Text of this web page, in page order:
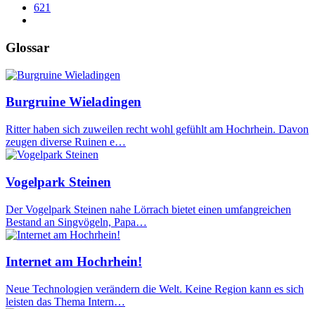
621
Glossar
Burgruine Wieladingen
Ritter haben sich zuweilen recht wohl gefühlt am Hochrhein. Davon
zeugen diverse Ruinen e…
Vogelpark Steinen
Der Vogelpark Steinen nahe Lörrach bietet einen umfangreichen
Bestand an Singvögeln, Papa…
Internet am Hochrhein!
Neue Technologien verändern die Welt. Keine Region kann es sich
leisten das Thema Intern…